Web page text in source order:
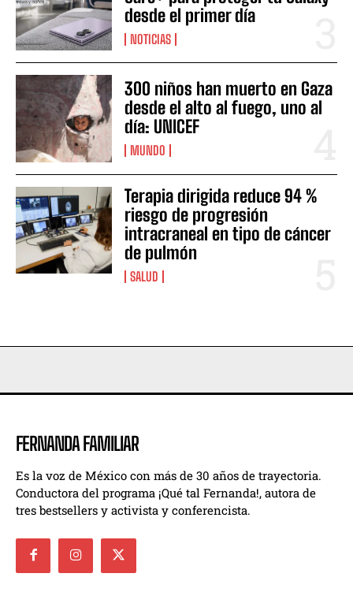
desde el primer día
NOTICIAS
300 niños han muerto en Gaza
desde el alto al fuego, uno al
día: UNICEF
MUNDO
Terapia dirigida reduce 94 %
riesgo de progresión
intracraneal en tipo de cáncer
de pulmón
SALUD
FERNANDA FAMILIAR
Es la voz de México con más de 30 años de trayectoria.
Conductora del programa ¡Qué tal Fernanda!, autora de
tres bestsellers y activista y conferencista.